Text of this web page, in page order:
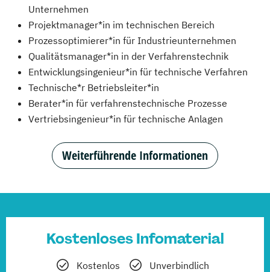
Unternehmen
Projektmanager*in im technischen Bereich
Prozessoptimierer*in für Industrieunternehmen
Qualitätsmanager*in in der Verfahrenstechnik
Entwicklungsingenieur*in für technische Verfahren
Technische*r Betriebsleiter*in
Berater*in für verfahrenstechnische Prozesse
Vertriebsingenieur*in für technische Anlagen
Weiterführende Informationen
Kostenloses Infomaterial
Kostenlos
Unverbindlich